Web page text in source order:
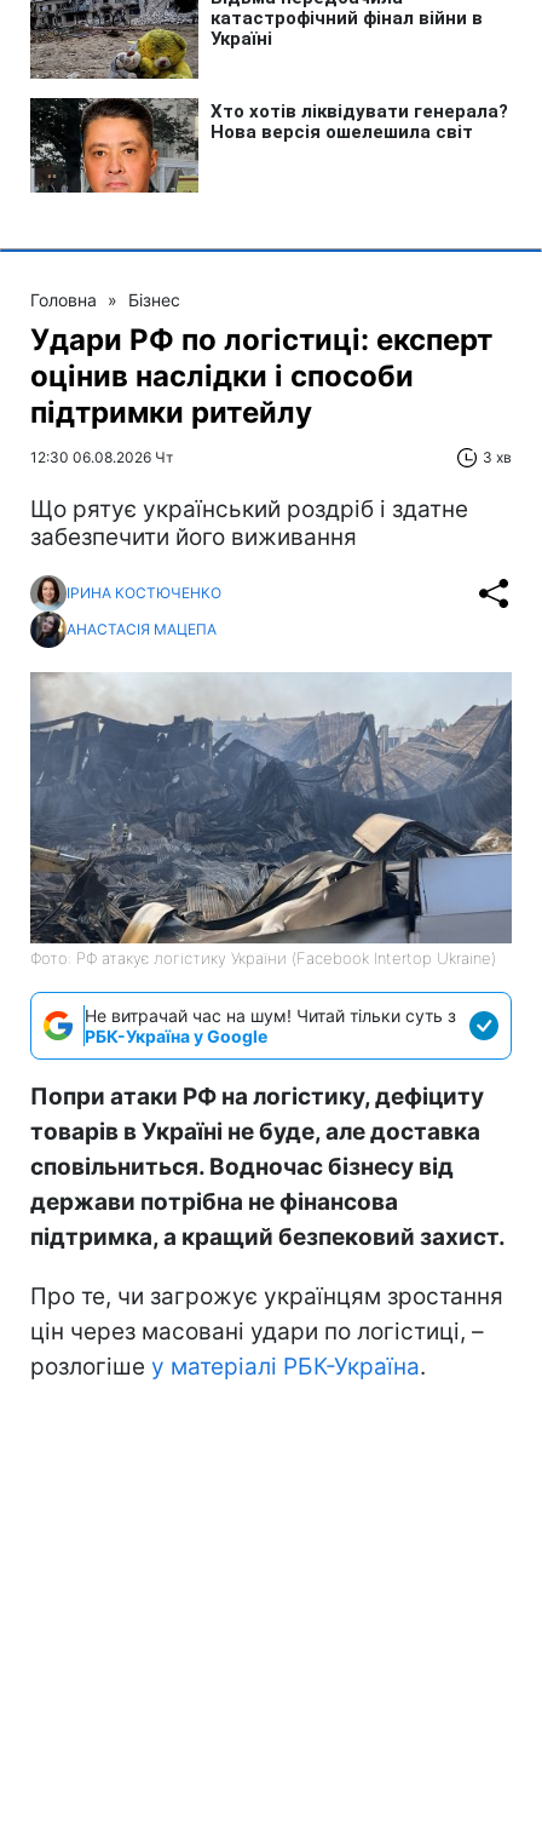
Головна » Бізнес
Удари РФ по логістиці: експерт
оцінив наслідки і способи
підтримки ритейлу
12:30 06.08.2026 Чт 3 хв
Що рятує український роздріб і здатне
забезпечити його виживання
ІРИНА КОСТЮЧЕНКО
АНАСТАСІЯ МАЦЕПА
Фото: РФ атакує логістику України (Facebook Intertop Ukraine)
Не витрачай час на шум! Читай тільки суть з
РБК-Україна у Google
Попри атаки РФ на логістику, дефіциту
товарів в Україні не буде, але доставка
сповільниться. Водночас бізнесу від
держави потрібна не фінансова
підтримка, а кращий безпековий захист.
Про те, чи загрожує українцям зростання
цін через масовані удари по логістиці, –
розлогіше у матеріалі РБК-Україна.